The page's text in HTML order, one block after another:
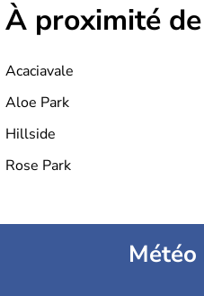
À proximité de
Acaciavale
Aloe Park
Hillside
Rose Park
Météo